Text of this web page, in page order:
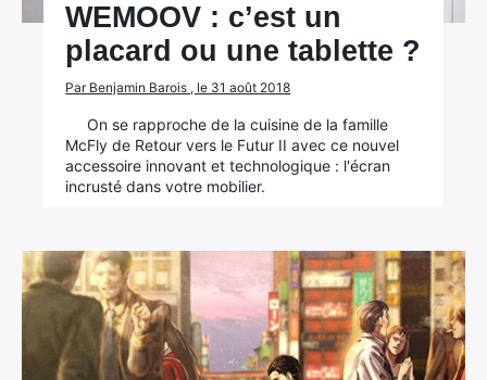
WEMOOV : c’est un
placard ou une tablette ?
Par Benjamin Barois , le 31 août 2018
On se rapproche de la cuisine de la famille
McFly de Retour vers le Futur II avec ce nouvel
accessoire innovant et technologique : l'écran
incrusté dans votre mobilier.